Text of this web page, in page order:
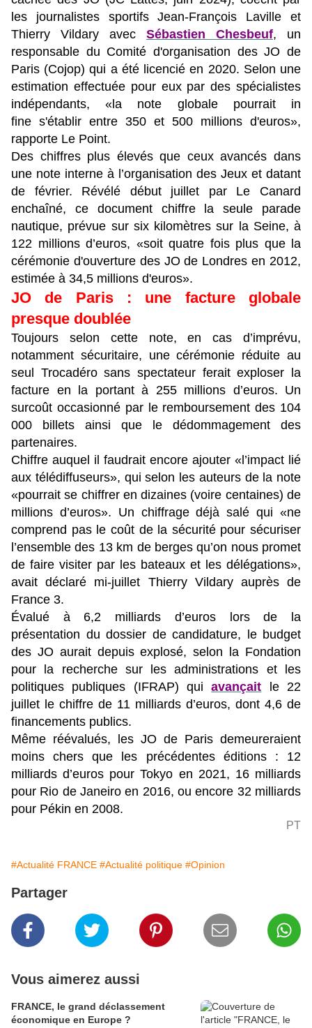
les journalistes sportifs Jean-François Laville et
Thierry Vildary avec Sébastien Chesbeuf, un
responsable du Comité d'organisation des JO de
Paris (Cojop) qui a été licencié en 2020. Selon une
estimation effectuée pour eux par des spécialistes
indépendants, «la note globale pourrait in
fine s'établir entre 350 et 500 millions d'euros»,
rapporte Le Point.
Des chiffres plus élevés que ceux avancés dans
une note interne à l’organisation des Jeux et datant
de février. Révélé début juillet par Le Canard
enchaîné, ce document chiffre la seule parade
nautique, prévue sur six kilomètres sur la Seine, à
122 millions d’euros, «soit quatre fois plus que la
cérémonie d'ouverture des JO de Londres en 2012,
estimée à 34,5 millions d'euros».
JO de Paris : une facture globale
presque doublée
Toujours selon cette note, en cas d’imprévu,
notamment sécuritaire, une cérémonie réduite au
seul Trocadéro sans spectateur ferait exploser la
facture en la portant à 255 millions d’euros. Un
surcoût occasionné par le remboursement des 104
000 billets ainsi que le dédommagement des
partenaires.
Chiffre auquel il faudrait encore ajouter «l’impact lié
aux télédiffuseurs», qui selon les auteurs de la note
«pourrait se chiffrer en dizaines (voire centaines) de
millions d’euros». Un chiffrage déjà salé qui «ne
comprend pas le coût de la sécurité pour sécuriser
l’ensemble des 13 km de berges qu’on nous promet
de faire visiter par les bateaux et les délégations»,
avait déclaré mi-juillet Thierry Vildary auprès de
France 3.
Évalué à 6,2 milliards d’euros lors de la
présentation du dossier de candidature, le budget
des JO aurait depuis explosé, selon la Fondation
pour la recherche sur les administrations et les
politiques publiques (IFRAP) quiavançait le 22
juillet le chiffre de 11 milliards d’euros, dont 4,6 de
financements publics.
Même réévalués, les JO de Paris demeureraient
moins chers que les précédentes éditions : 12
milliards d’euros pour Tokyo en 2021, 16 milliards
pour Rio de Janeiro en 2016, ou encore 32 milliards
pour Pékin en 2008.
PT
#Actualité FRANCE #Actualité politique #Opinion
Partager
Vous aimerez aussi
FRANCE, le grand déclassement
économique en Europe ?